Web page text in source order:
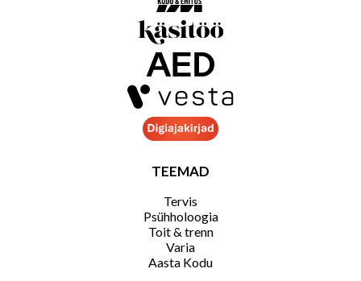
TEEMAD
Tervis
Psühholoogia
Toit & trenn
Varia
Aasta Kodu